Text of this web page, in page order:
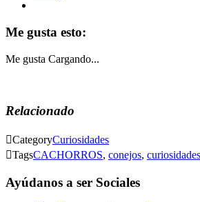
Me gusta esto:
Me gusta Cargando...
Relacionado
CategoryCuriosidades
TagsCACHORROS, conejos, curiosidades
Ayúdanos a ser Sociales